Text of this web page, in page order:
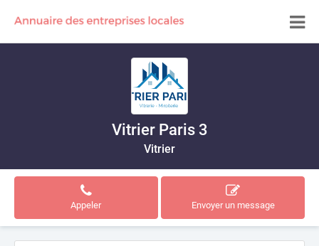
Vitrier Paris 3
Vitrier
Appeler Envoyer un message